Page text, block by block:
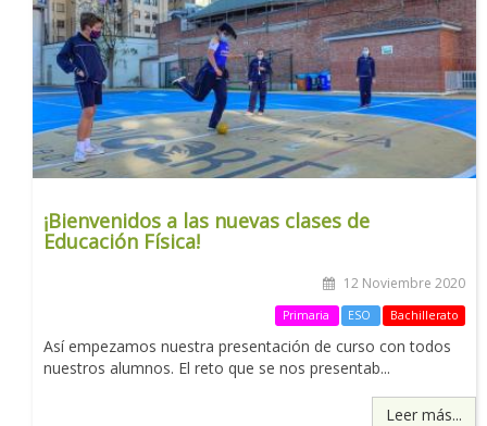
¡Bienvenidos a las nuevas clases de
Educación Física!
12 Noviembre 2020
Primaria ESO Bachillerato
Así empezamos nuestra presentación de curso con todos
nuestros alumnos. El reto que se nos presentab...
Leer más...